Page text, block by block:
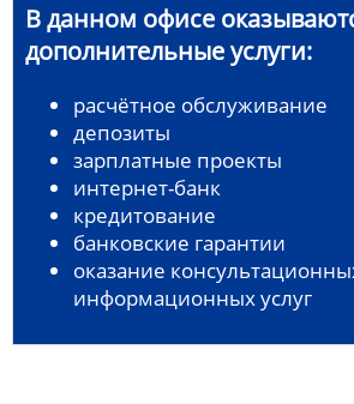
В данном офисе
дополнительные услуги:
расчётное обслуживание
депозиты
зарплатные проекты
интернет-банк
кредитование
банковские гарантии
оказание
информационных услуг